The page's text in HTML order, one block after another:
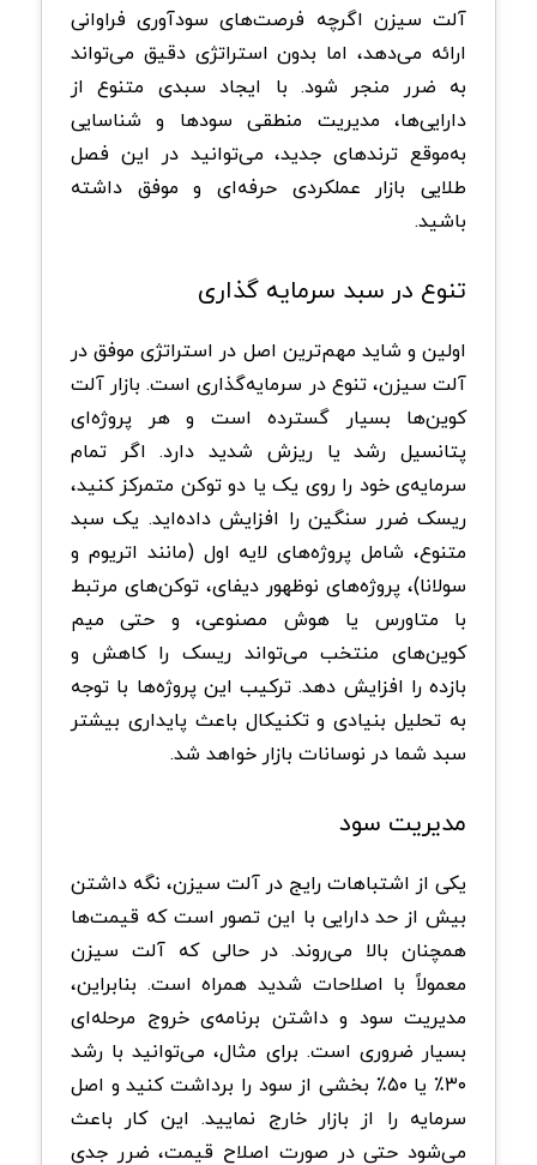
آلت سیزن اگرچه فرصت‌های سودآوری فراوانی
ارائه می‌دهد، اما بدون استراتژی دقیق می‌تواند
به ضرر منجر شود. با ایجاد سبدی متنوع از
دارایی‌ها، مدیریت منطقی سودها و شناسایی
به‌موقع ترندهای جدید، می‌توانید در این فصل
طلایی بازار عملکردی حرفه‌ای و موفق داشته
باشید.
تنوع در سبد سرمایه‌ گذاری
اولین و شاید مهم‌ترین اصل در استراتژی موفق در
آلت سیزن، تنوع در سرمایه‌گذاری است. بازار آلت‌
کوین‌ها بسیار گسترده است و هر پروژه‌ای
پتانسیل رشد یا ریزش شدید دارد. اگر تمام
سرمایه‌ی خود را روی یک یا دو توکن متمرکز کنید،
ریسک ضرر سنگین را افزایش داده‌اید. یک سبد
متنوع، شامل پروژه‌های لایه اول (مانند اتریوم و
سولانا)، پروژه‌های نوظهور دیفای، توکن‌های مرتبط
با متاورس یا هوش مصنوعی، و حتی میم‌
کوین‌های منتخب می‌تواند ریسک را کاهش و
بازده را افزایش دهد. ترکیب این پروژه‌ها با توجه
به تحلیل بنیادی و تکنیکال باعث پایداری بیشتر
سبد شما در نوسانات بازار خواهد شد.
مدیریت سود
یکی از اشتباهات رایج در آلت سیزن، نگه داشتن
بیش از حد دارایی با این تصور است که قیمت‌ها
همچنان بالا می‌روند. در حالی که آلت سیزن
معمولاً با اصلاحات شدید همراه است. بنابراین،
مدیریت سود و داشتن برنامه‌ی خروج مرحله‌ای
بسیار ضروری است. برای مثال، می‌توانید با رشد
۳۰٪ یا ۵۰٪ بخشی از سود را برداشت کنید و اصل
سرمایه را از بازار خارج نمایید. این کار باعث
می‌شود حتی در صورت اصلاح قیمت، ضرر جدی